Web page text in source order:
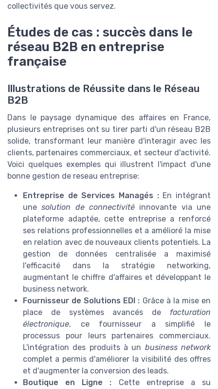
collectivités que vous servez.
Études de cas : succès dans le
réseau B2B en entreprise
française
Illustrations de Réussite dans le Réseau
B2B
Dans le paysage dynamique des affaires en France,
plusieurs entreprises ont su tirer parti d'un réseau B2B
solide, transformant leur manière d'interagir avec les
clients, partenaires commerciaux, et secteur d'activité.
Voici quelques exemples qui illustrent l'impact d'une
bonne gestion de reseau entreprise:
Entreprise de Services Managés :En intégrant
unesolution de connectivité innovante via une
plateforme adaptée, cette entreprise a renforcé
ses relations professionnelles et a amélioré la mise
en relation avec de nouveaux clients potentiels. La
gestion de données centralisée a maximisé
l'efficacité dans la stratégie networking,
augmentant le chiffre d'affaires et développant le
business network.
Fournisseur de Solutions EDI : Grâce à la mise en
place de systèmes avancés de facturation
électronique, ce fournisseur a simplifié le
processus pour leurs partenaires commerciaux.
L'intégration des produits à un business network
complet a permis d'améliorer la visibilité des offres
et d'augmenter la conversion des leads.
Boutique en Ligne : Cette entreprise a su